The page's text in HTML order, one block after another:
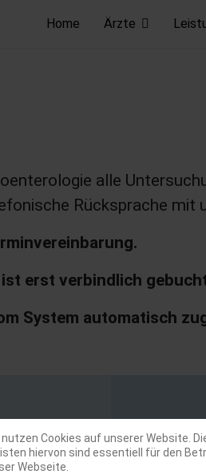
Home Ärzte
alle
Rücksprache mit
ist erst verbindlich
System automatisch
nutzen Cookies auf unserer Website.
hiervon sind essentiell für den
Webseite.